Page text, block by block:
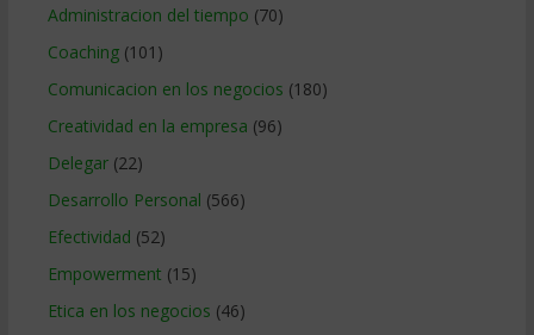
Administracion del tiempo (70)
Coaching(101)
Comunicacion en los negocios (180)
Creatividad en la empresa (96)
Delegar(22)
Desarrollo Personal (566)
Efectividad (52)
Empowerment (15)
Etica en los negocios (46)